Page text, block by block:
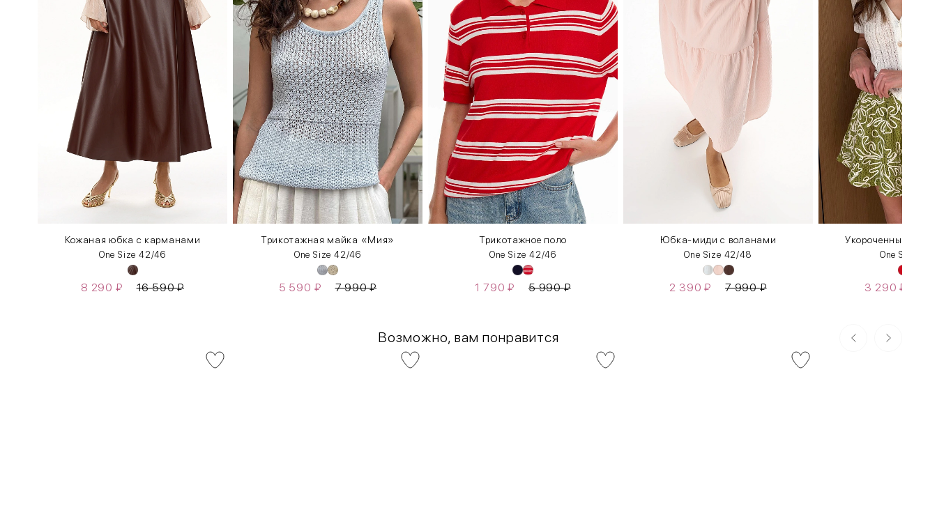
Кожаная юбка с карманами
One Size 42/46
8 290 ₽ 16 590₽
Трикотажная майка «Мия»
One Size 42/46
5 590 ₽ 7 990₽
Трикотажное поло
One Size 42/46
1 790₽ 5 990₽
Юбка-миди с воланами
One Size 42/48
2 390₽ 7 990₽
Укороченный топ
One Size
3 290₽
Возможно, вам понравится